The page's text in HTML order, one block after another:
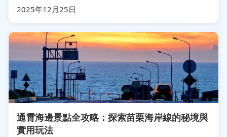
2025年12月25日
通霄海邊景點全攻略：探索苗栗海岸線的秘境與
實用玩法